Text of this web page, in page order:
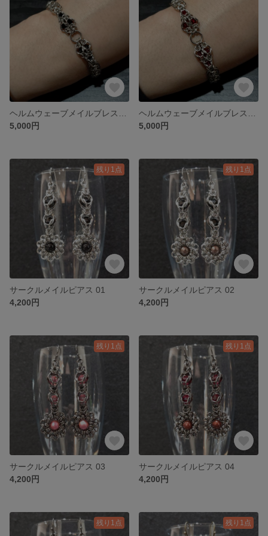
5,000円
5,000円
残り1点
サークルメイルピアス 01
4,200円
残り1点
サークルメイルピアス 02
4,200円
残り1点
サークルメイルピアス 03
4,200円
残り1点
サークルメイルピアス 04
4,200円
残り1点 残り1点